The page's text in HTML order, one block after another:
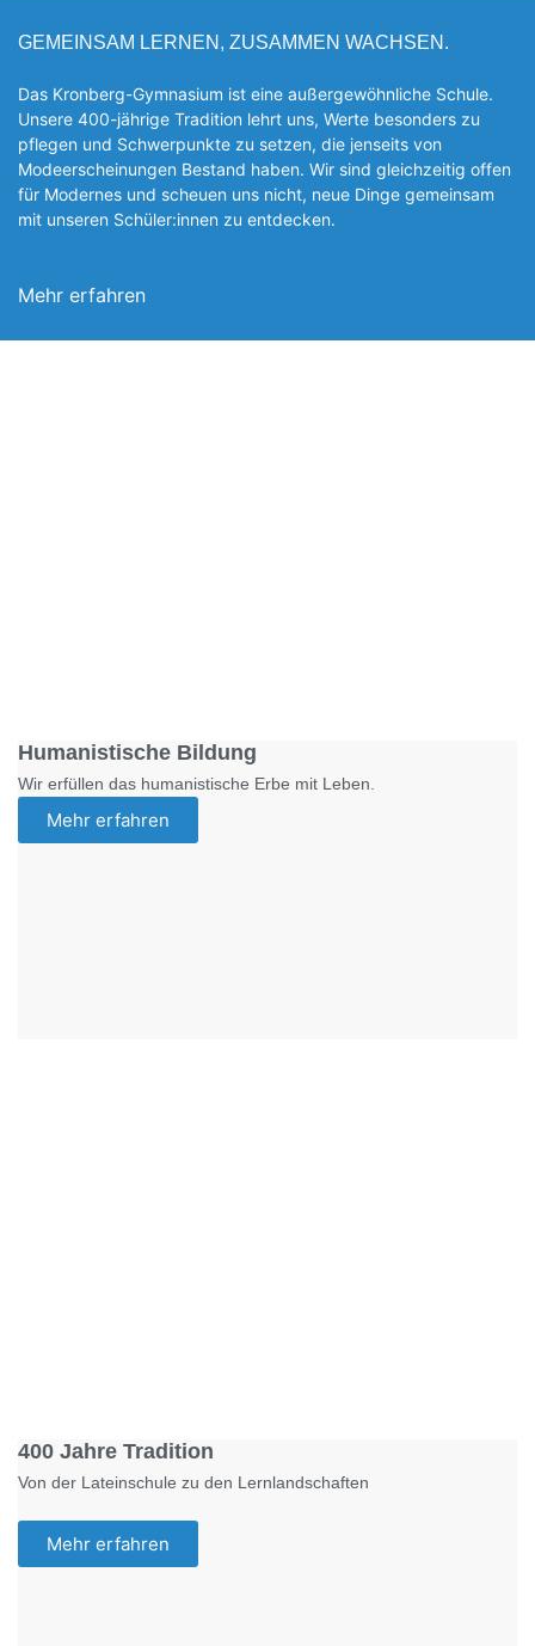
GEMEINSAM LERNEN, ZUSAMMEN WACHSEN.
Das Kronberg-Gymnasium ist eine außergewöhnliche Schule.
Unsere 400-jährige Tradition lehrt uns, Werte besonders zu
pflegen und Schwerpunkte zu setzen, die jen­seits von
Modeerscheinungen Be­stand haben. Wir sind gleichzeitig offen
für Modernes und scheuen uns nicht, neue Dinge gemeinsam
mit unseren Schüler:innen zu entde­cken.
Mehr erfahren
Humanistische Bildung
Wir erfüllen das humanistische Erbe mit Leben.
Mehr erfahren
400 Jahre Tradition
Von der Lateinschule zu den Lernlandschaften
Mehr erfahren